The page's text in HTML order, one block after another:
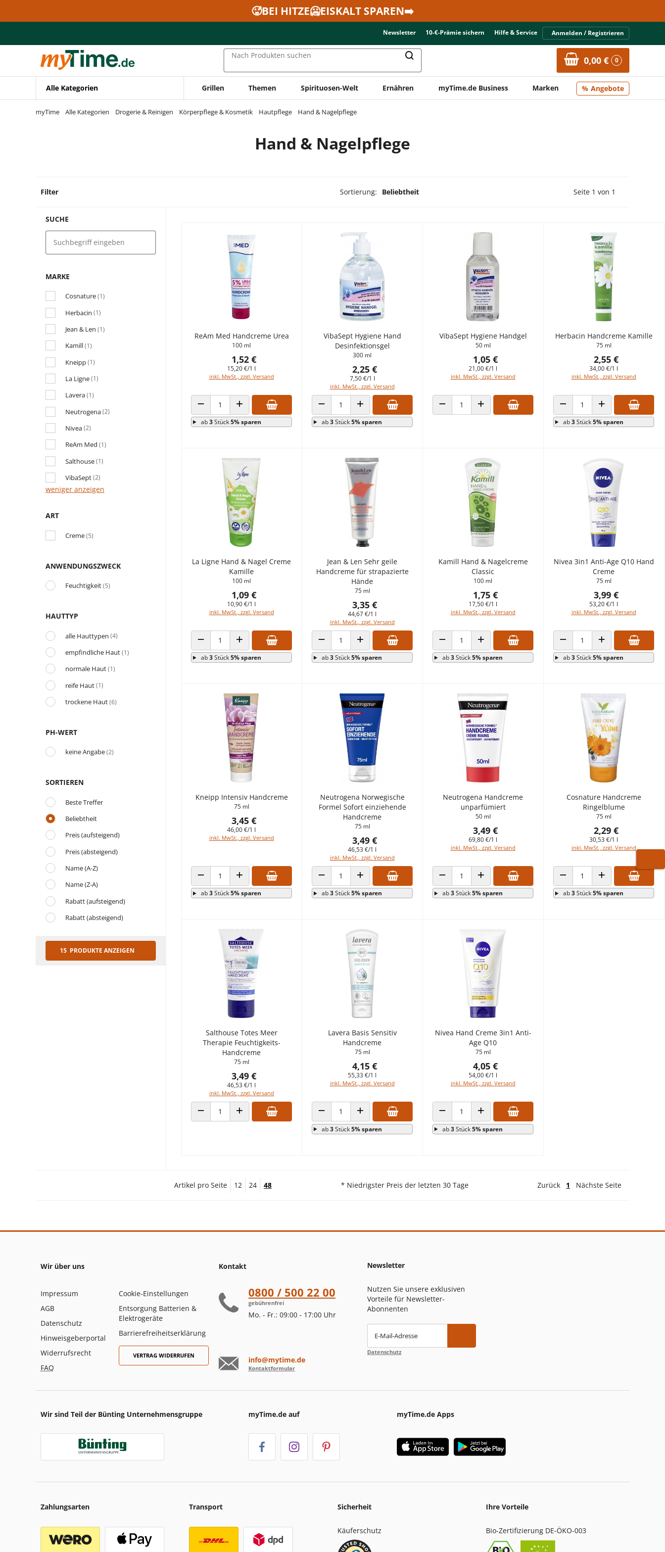
Zur Navigation springen
🥵BEI HITZE🥶EISKALT SPAREN➡️
Newsletter 10-€-Prämie sichern Hilfe & Service Anmelden / Registrieren
Nach Produkten suchen 0,00 € 0
Alle Kategorien Grillen Themen Spirituosen-Welt Ernähren myTime.de Business Marken Angebote
myTime Alle Kategorien Drogerie & Reinigen Körperpflege & Kosmetik Hautpflege Hand & Nagelpflege
Hand & Nagelpflege
Filter Sortierung: Beliebtheit Vorherige Seite
Seite 1 von 1
SUCHE
MARKE
Cosnature(1)
Herbacin (1)
Jean & Len (1)
Kamill(1)
Kneipp(1)
La Ligne(1)
Lavera(1)
Neutrogena(2)
Nivea(2)
ReAm Med (1)
Salthouse(1)
VibaSept(2)
weniger anzeigen
ART
Creme(5)
ANWENDUNGSZWECK
Feuchtigkeit(5)
HAUTTYP
alle Hauttypen (4)
empfindliche Haut(1)
normale Haut(1)
reife Haut(1)
trockene Haut(6)
PH-WERT
keine Angabe(2)
SORTIEREN
Beste Treffer
Beliebtheit
Preis (aufsteigend)
Preis (absteigend)
Name (A-Z)
Name (Z-A)
Rabatt (aufsteigend)
Rabatt (absteigend)
15 PRODUKTE ANZEIGEN
ReAm Med Handcreme Urea
100 ml
1,52 €
15,20 €/1 l
inkl. MwSt., zzgl. Versand
ANZAHL VERRINGERNANZAHL ERHÖHEN
ab3Stück5% sparen
VibaSept Hygiene Hand
Desinfektionsgel
300 ml
2,25 €
7,50 €/1 l
inkl. MwSt., zzgl. Versand
ANZAHL VERRINGERNANZAHL ERHÖHEN
ab3Stück5% sparen
VibaSept Hygiene Handgel
50 ml
1,05 €
21,00 €/1 l
inkl. MwSt., zzgl. Versand
ANZAHL VERRINGERNANZAHL ERHÖHEN
Herbacin Handcreme Kamille
75 ml
2,55 €
34,00 €/1 l
inkl. MwSt., zzgl. Versand
ANZAHL VERRINGERNANZAHL ERHÖHEN
ab3Stück5% sparen
La Ligne Hand & Nagel Creme
Kamille
100 ml
1,09 €
10,90 €/1 l
inkl. MwSt., zzgl. Versand
ANZAHL VERRINGERNANZAHL ERHÖHEN
ab3Stück5% sparen
Jean & Len Sehr geile
Handcreme für strapazierte
Hände
75 ml
3,35 €
44,67 €/1 l
inkl. MwSt., zzgl. Versand
ANZAHL VERRINGERNANZAHL ERHÖHEN
ab3Stück5% sparen
Kamill Hand & Nagelcreme
Classic
100 ml
1,75 €
17,50 €/1 l
inkl. MwSt., zzgl. Versand
ANZAHL VERRINGERNANZAHL ERHÖHEN
ab3Stück5% sparen
Nivea 3in1 Anti-Age Q10 Hand
Creme
75 ml
3,99 €
53,20 €/1 l
inkl. MwSt., zzgl. Versand
ANZAHL VERRINGERNANZAHL ERHÖHEN
ab3Stück5% sparen
Kneipp Intensiv Handcreme
75 ml
3,45 €
46,00 €/1 l
inkl. MwSt., zzgl. Versand
ANZAHL VERRINGERNANZAHL ERHÖHEN
ab3Stück5% sparen
Neutrogena Norwegische
Formel Sofort einziehende
Handcreme
75 ml
3,49 €
46,53 €/1 l
inkl. MwSt., zzgl. Versand
ANZAHL VERRINGERNANZAHL ERHÖHEN
ab3Stück5% sparen
Neutrogena Handcreme
unparfümiert
50 ml
3,49 €
69,80 €/1 l
inkl. MwSt., zzgl. Versand
ANZAHL VERRINGERNANZAHL ERHÖHEN
ab3Stück5% sparen
Cosnature Handcreme
Ringelblume
75 ml
2,29 €
30,53 €/1 l
inkl. MwSt., zzgl. Versand
ANZAHL VERRINGERNANZAHL ERHÖHEN
ab3Stück5% sparen
Salthouse Totes Meer
Therapie Feuchtigkeits-
Handcreme
75 ml
3,49 €
46,53 €/1 l
inkl. MwSt., zzgl. Versand
ANZAHL VERRINGERNANZAHL ERHÖHEN
Lavera Basis Sensitiv
Handcreme
75 ml
4,15 €
55,33 €/1 l
inkl. MwSt., zzgl. Versand
ANZAHL VERRINGERNANZAHL ERHÖHEN
ab3Stück5% sparen
Nivea Hand Creme 3in1 Anti-
Age Q10
75 ml
4,05 €
54,00 €/1 l
inkl. MwSt., zzgl. Versand
ANZAHL VERRINGERNANZAHL ERHÖHEN
ab3Stück5% sparen
Artikel pro Seite 12 24 48 * Niedrigster Preis der letzten 30 Tage Zurück 1 Nächste Seite
Wir über uns
Impressum
AGB
Datenschutz
Hinweisgeberportal
Widerrufsrecht
FAQ
Cookie-Einstellungen
Entsorgung Batterien &
Elektrogeräte
Barrierefreiheitserklärung
VERTRAG WIDERRUFEN
Kontakt
0800 / 500 22 00
gebührenfrei
Mo. - Fr.: 09:00 - 17:00 Uhr
info@mytime.de
Kontaktformular
Newsletter
Nutzen Sie unsere exklusiven
Vorteile für Newsletter-
Abonnenten
E-Mail-Adresse
Datenschutz
Wir sind Teil der Bünting Unternehmensgruppe myTime.de auf myTime.de Apps
Zahlungsarten Transport Sicherheit
Käuferschutz
Ihre Vorteile
Bio-Zertifizierung DE-ÖKO-003